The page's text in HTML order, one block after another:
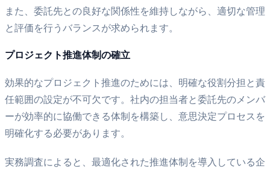
また、委託先との良好な関係性を維持しながら、適切な管理
と評価を行うバランスが求められます。
プロジェクト推進体制の確立
効果的なプロジェクト推進のためには、明確な役割分担と責
任範囲の設定が不可欠です。社内の担当者と委託先のメンバ
ーが効率的に協働できる体制を構築し、意思決定プロセスを
明確化する必要があります。
実務調査によると、最適化された推進体制を導入している企